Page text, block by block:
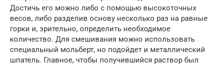
Достичь его можно либо с помощью высокоточных
весов, либо разделив основу несколько раз на равные
горки и, зрительно, определить необходимое
количество. Для смешивания можно использовать
специальный мольберт, но подойдет и металлический
шпатель. Главное, чтобы получившийся раствор был